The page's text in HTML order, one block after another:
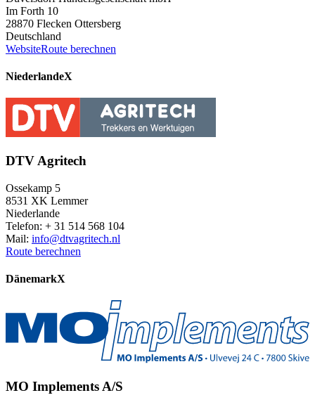
Im Forth 10
28870 Flecken Ottersberg
Deutschland
WebsiteRoute berechnen
NiederlandeX
DTV Agritech
Ossekamp 5
8531 XK Lemmer
Niederlande
Telefon: + 31 514 568 104
Mail: info@dtvagritech.nl
Route berechnen
DänemarkX
MO Implements A/S